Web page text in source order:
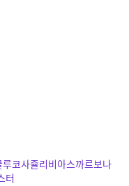
코사쥴리비아스까르보나
터